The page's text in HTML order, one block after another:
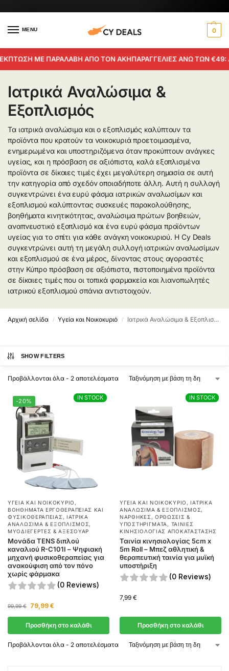
MENU 0
ΜΕ ΠΑΡΑΛΑΒΗ ΑΠΟ ΤΟΝ ΑΚΗΠΑΡΑΓΓΕΛΙΕΣ ΑΝΩ ΤΩΝ €49:
Ιατρικά Αναλώσιμα &
Εξοπλισμός
Τα ιατρικά αναλώσιμα και ο εξοπλισμός καλύπτουν τα
προϊόντα που κρατούν τα νοικοκυριά προετοιμασμένα,
ενημερωμένα και υποστηριζόμενα όταν προκύπτουν ανάγκες
υγείας, και η πρόσβαση σε αξιόπιστα, καλά εξοπλισμένα
προϊόντα σε δίκαιες τιμές έχει μεγαλύτερη σημασία σε αυτή
την κατηγορία από σχεδόν οποιαδήποτε άλλη. Αυτή η συλλογή
συγκεντρώνει ένα ευρύ φάσμα ιατρικών αναλωσίμων και
εξοπλισμού καλύπτοντας συσκευές παρακολούθησης,
βοηθήματα κινητικότητας, αναλώσιμα πρώτων βοηθειών,
αναπνευστικό εξοπλισμό και ένα ευρύ φάσμα προϊόντων
υγείας για το σπίτι για κάθε ανάγκη νοικοκυριού. Η Cy Deals
συγκεντρώνει αυτή τη μεγάλη συλλογή ιατρικών αναλωσίμων
και εξοπλισμού σε ένα μέρος, δίνοντας στους αγοραστές
στην Κύπρο πρόσβαση σε αξιόπιστα, πιστοποιημένα προϊόντα
σε δίκαιες τιμές που οι τοπικά φαρμακεία και λιανοπωλητές
ιατρικού εξοπλισμού σπάνια αντιστοιχούν.
Αρχική σελίδα / Υγεία και Νοικοκυριό / Ιατρικά Αναλώσιμα & Εξοπλισμός
SHOW FILTERS
Προβάλλονται όλα - 2 αποτελέσματα
IN STOCK
-20% IN STOCK
ΥΓΕΊΑ ΚΑΙ ΝΟΙΚΟΚΥΡΙΌ ,
ΒΟΗΘΉΜΑΤΑ ΕΡΓΟΘΕΡΑΠΕΊΑΣ ΚΑΙ
ΦΥΣΙΚΟΘΕΡΑΠΕΊΑΣ , ΙΑΤΡΙΚΆ
ΑΝΑΛΏΣΙΜΑ & ΕΞΟΠΛΙΣΜΌΣ,
ΜΥΟΔΙΕΓΈΡΤΕΣ & ΑΞΕΣΟΥΆΡ
Μονάδα TENS διπλού
καναλιού R-C101I – Ψηφιακή
μηχανή φυσικοθεραπείας για
ανακούφιση από τον πόνο
χωρίς φάρμακα
(0 Reviews)
99,99€ 79,99 €
Προσθήκη στο καλάθι
IN STOCK
IN STOCK
ΥΓΕΊΑ ΚΑΙ ΝΟΙΚΟΚΥΡΙΌ ,ΙΑΤΡΙΚΆ
ΑΝΑΛΏΣΙΜΑ & ΕΞΟΠΛΙΣΜΌΣ,
ΝΆΡΘΗΚΕΣ, ΟΡΘΏΣΕΙΣ &
ΥΠΟΣΤΗΡΊΓΜΑΤΑ , ΤΑΙΝΊΕΣ
ΚΙΝΗΣΙΟΛΟΓΊΑΣ ΑΠΟΚΑΤΆΣΤΑΣΗΣ
Ταινία κινησιολογίας 5cm x
5m Roll – Μπεζ αθλητική &
θεραπευτική ταινία για μυϊκή
υποστήριξη
(0 Reviews)
7,99 €
Προσθήκη στο καλάθι
Προβάλλονται όλα - 2 αποτελέσματα